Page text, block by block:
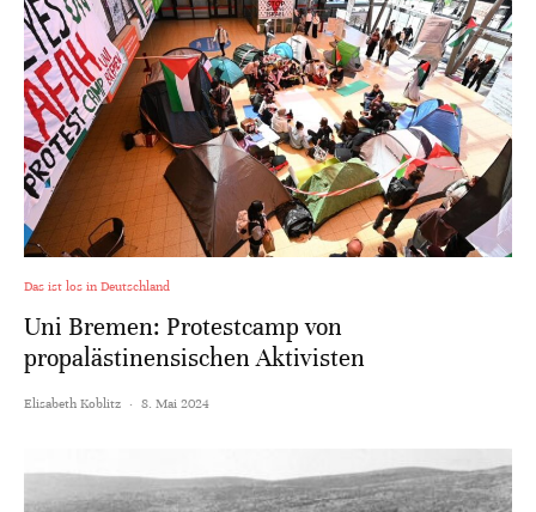
Das ist los in Deutschland
Uni Bremen: Protestcamp von
propalästinensischen Aktivisten
Elisabeth Koblitz · 8. Mai 2024